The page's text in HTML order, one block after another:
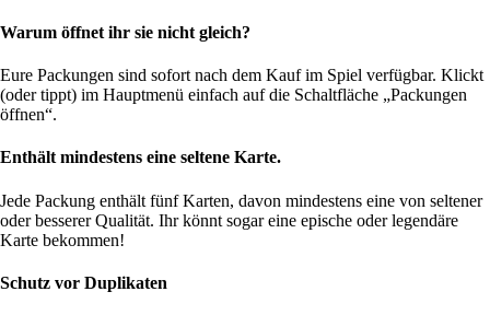
Warum öffnet ihr sie nicht gleich?
Eure Packungen sind sofort nach dem Kauf im Spiel verfügbar. Klickt
(oder tippt) im Hauptmenü einfach auf die Schaltfläche „Packungen
öffnen“.
Enthält mindestens eine seltene Karte.
Jede Packung enthält fünf Karten, davon mindestens eine von seltener
oder besserer Qualität. Ihr könnt sogar eine epische oder legendäre
Karte bekommen!
Schutz vor Duplikaten